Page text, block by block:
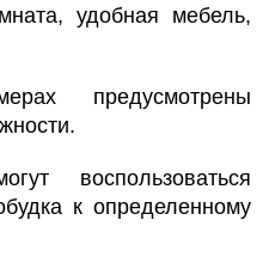
удобная мебель,
предусмотрены
воспользоваться
к определенному